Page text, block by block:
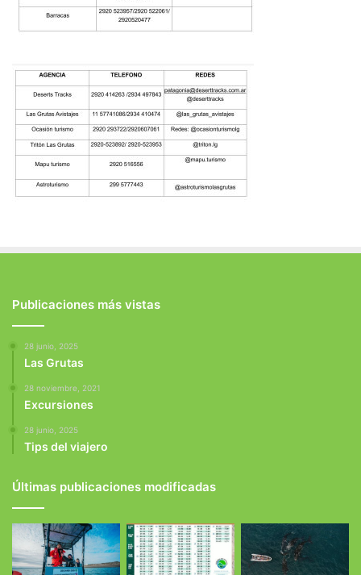
Publicaciones más vistas
28 junio, 2025
Las Grutas
28 noviembre, 2021
Excursiones
28 junio, 2025
Tips del viajero
Últimas publicaciones modificadas